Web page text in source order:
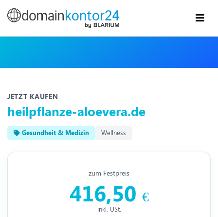
JETZT KAUFEN
heilpflanze-aloevera.de
Gesundheit & Medizin Wellness
zum Festpreis
416,50 €
inkl. USt.